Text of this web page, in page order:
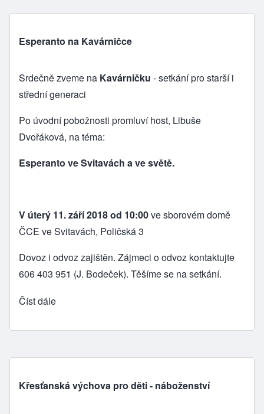
Esperanto na Kavárničce
Srdečně zveme na Kavárničku - setkání pro starší i
střední generaci
Po úvodní pobožnosti promluví host, Libuše
Dvořáková, na téma:
Esperanto ve Svitavách a ve světě.
V úterý 11. září 2018 od 10:00ve sborovém domě
ČCE ve Svitavách, Poličská 3
Dovoz i odvoz zajištěn. Zájmeci o odvoz kontaktujte
606 403 951 (J. Bodeček). Těšíme se na setkání.
Číst dále
Křesťanská výchova pro děti - náboženství